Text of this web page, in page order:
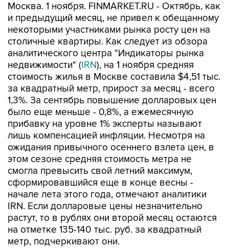
Москва. 1 ноября. FINMARKET.RU - Октябрь, как
и предыдущий месяц, не привел к обещанному
некоторыми участниками рынка росту цен на
столичные квартиры. Как следует из обзора
аналитического центра "Индикаторы рынка
недвижимости" (IRN), на 1 ноября средняя
стоимость жилья в Москве составила $4,51 тыс.
за квадратный метр, прирост за месяц - всего
1,3%. За сентябрь повышение долларовых цен
было еще меньше - 0,8%, а ежемесячную
прибавку на уровне 1% эксперты называют
лишь компенсацией инфляции. Несмотря на
ожидания привычного осеннего взлета цен, в
этом сезоне средняя стоимость метра не
смогла превысить свой летний максимум,
сформировавшийся еще в конце весны -
начале лета этого года, отмечают аналитики
IRN. Если долларовые цены незначительно
растут, то в рублях они второй месяц остаются
на отметке 135-140 тыс. руб. за квадратный
метр, подчеркивают они.